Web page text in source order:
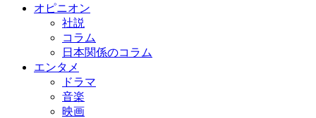
オピニオン
社説
コラム
日本関係のコラム
エンタメ
ドラマ
音楽
映画